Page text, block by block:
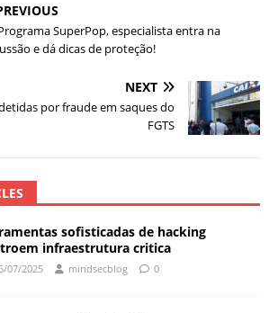
SuperPop, especialista entra na
e dá dicas de proteção!
NEXT
por fraude em saques do
FGTS
sofisticadas de hacking
infraestrutura critica
07/2025 mindsecblog 0